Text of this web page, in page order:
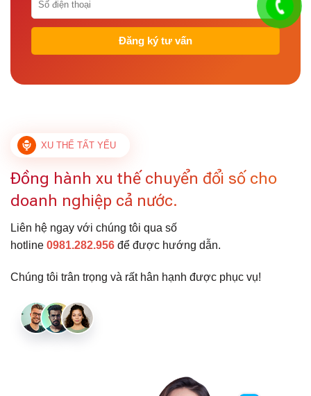
XU THẾ TẤT YẾU
Đồng hành xu thế chuyển đổi số cho
doanh nghiệp cả nước.
Liên hệ ngay với chúng tôi qua số
hotline 0981.282.956 để được hướng dẫn.
Chúng tôi trân trọng và rất hân hạnh được phục vụ!